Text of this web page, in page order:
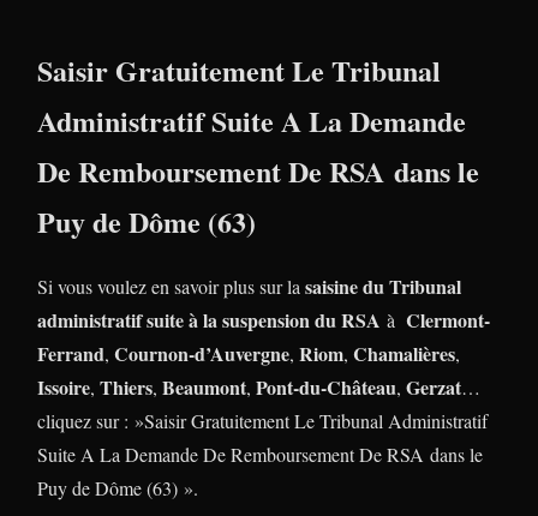
Saisir Gratuitement Le Tribunal
Administratif Suite A La Demande
De Remboursement De RSA dans le
Puy de Dôme (63)
Si vous voulez en savoir plus sur lasaisine du Tribunal
administratif suite à la suspension du RSA à Clermont-
Ferrand, Cournon-d’Auvergne, Riom, Chamalières,
Issoire, Thiers, Beaumont, Pont-du-Château, Gerzat…
cliquez sur : »Saisir Gratuitement Le Tribunal Administratif
Suite A La Demande De Remboursement De RSA dans le
Puy de Dôme (63) ».